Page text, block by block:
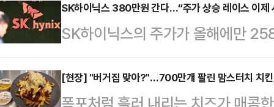
봤다."박형준 국민의힘 부산시장
집중유세 이 대통령에 대한 비판을
후보가 이렇듯 수위 높은 비판을 쏟
'사전투표 관련 논란'이 자리 잡고
SK하이닉스 380만원 간다…“주가 상승 레이스 이제
SK하이닉스의 주가가 올해에만
오를 것이라는 전망이 나왔다.30
곳이 SK하이닉스에 제시한 목표
[현장] "버거집 맞아?"…700만개 팔린 맘스터치 치킨